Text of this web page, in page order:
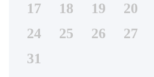
17
18 19 20
24
25 26 27
31